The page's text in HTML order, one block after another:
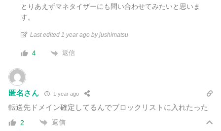
とりあえずマネタイザーにも問い合わせてみたいと思いま
す。
Last edited 1 year ago by jushimatsu
4 返信
匿名さん 1 year ago
転送先ドメイン確定してるんでブロックリストに入れたった
2 返信